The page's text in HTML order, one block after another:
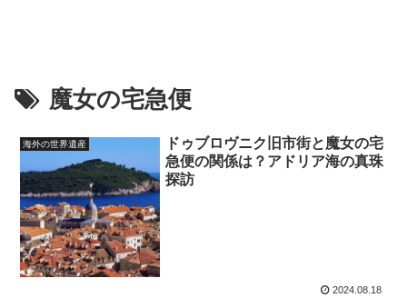
魔女の宅急便
海外の世界遺産
ドゥブロヴニク旧市街と魔女の宅
急便の関係は？アドリア海の真珠
探訪
2024.08.18